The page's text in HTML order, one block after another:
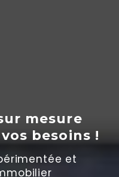
mesure
vos besoins !
et